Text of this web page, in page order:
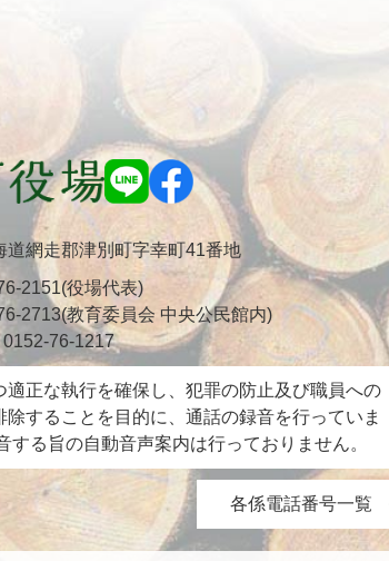
網走郡津別町字幸町41番地
2151(役場代表)
2713(教育委員会 中央公民館内)
0152-76-1217
適正な執行を確保し、犯罪の防止及び職員への
除することを目的に、通話の録音を行っていま
する旨の自動音声案内は行っておりません。
各係電話番号一覧